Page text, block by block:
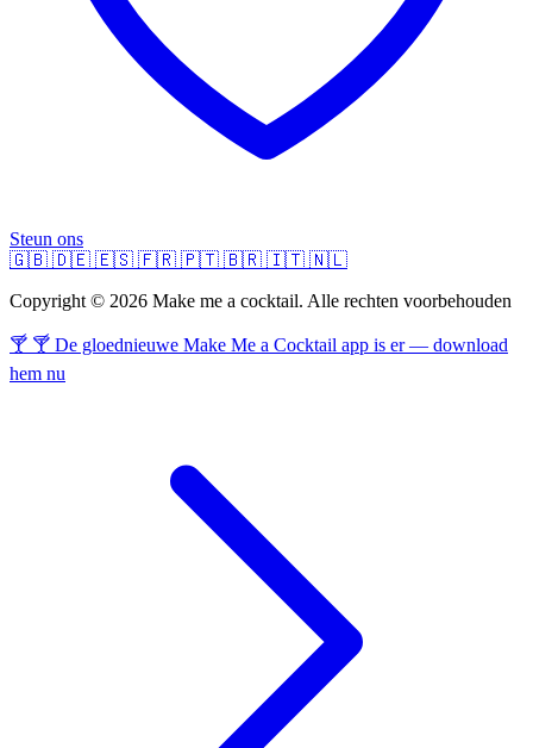
Steun ons
🇬🇧 🇩🇪 🇪🇸 🇫🇷 🇵🇹 🇧🇷 🇮🇹 🇳🇱
Copyright © 2026 Make me a cocktail. Alle rechten voorbehouden
🍸 🍸 De gloednieuwe Make Me a Cocktail app is er — download
hem nu